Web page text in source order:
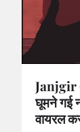
Janjgir
घूमने गई
वायरल